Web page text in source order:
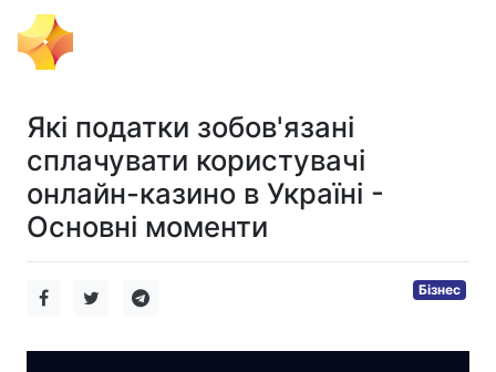
Які податки зобов'язані
сплачувати користувачі
онлайн-казино в Україні -
Основні моменти
Бізнес